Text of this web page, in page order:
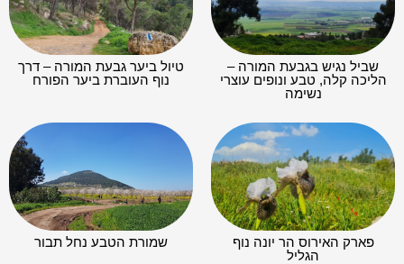
שביל נגיש בגבעת המורה –
הליכה קלה, טבע ונופים עוצרי
נשימה
טיול ביער גבעת המורה – דרך
נוף העוברת ביער הפורח
פארק האירוס הר יונה נוף
הגליל
שמורת הטבע נחל תבור